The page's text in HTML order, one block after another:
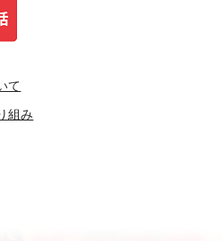
て
組み